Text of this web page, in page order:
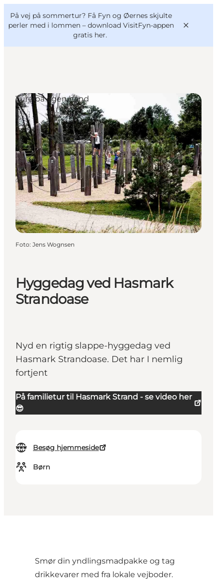
På vej på sommertur? Få Fyn og Øernes skjulte
perler med i lommen – download VisitFyn-appen
gratis her.
Oplevelser
Outdoor
Mad og drikke
Overnatning
Book lokale oplevelser
VisitFyn
Deutsch
Hyggedag ved Hasmark
Strandoase
Nyd en rigtig slappe-hyggedag ved
Hasmark Strandoase. Det har I nemlig
fortjent
På familietur til Hasmark Strand - se video her
😎
Besøg hjemmeside
Børn
Ture på egen hånd
Foto: Jens Wognsen
Smør din yndlingsmadpakke og tag
drikkevarer med fra lokale vejboder.